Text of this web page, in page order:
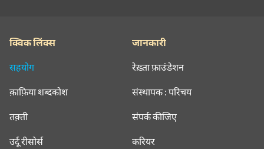
क्विक लिंक्स
सहयोग
क़ाफ़िया शब्दकोश
तक़्ती
उर्दू रीसोर्स
जानकारी
रेख़्ता फ़ाउंडेशन
संस्थापक : परिचय
संपर्क कीजिए
करियर